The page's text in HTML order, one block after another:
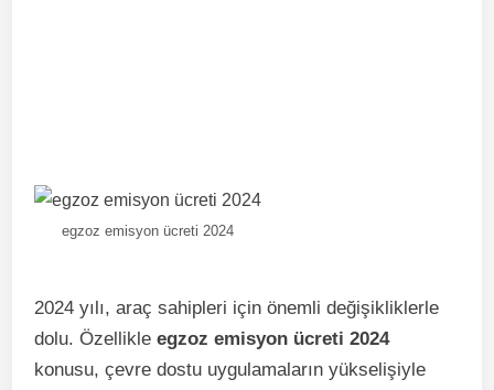
egzoz emisyon ücreti 2024
2024 yılı, araç sahipleri için önemli değişikliklerle
dolu. Özellikleegzoz emisyon ücreti 2024
konusu, çevre dostu uygulamaların yükselişiyle